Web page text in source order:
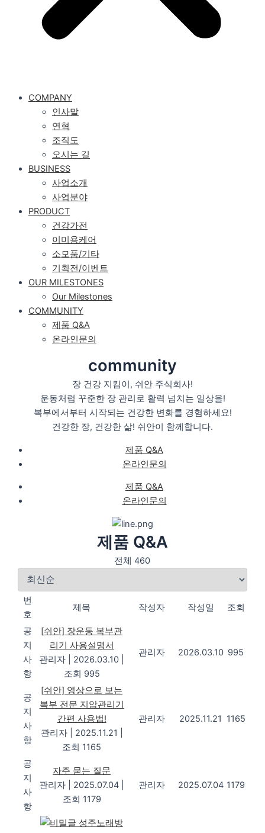
COMPANY
인사말
연혁
조직도
오시는 길
BUSINESS
사업소개
사업분야
PRODUCT
건강가전
이미용케어
소모품/기타
기획전/이벤트
OUR MILESTONES
Our Milestones
COMMUNITY
제품 Q&A
온라인문의
community
장 건강 지킴이, 쉬안 주식회사!
운동처럼 꾸준한 장 관리로 활력 넘치는 일상을!
복부에서부터 시작되는 건강한 변화를 경험하세요!
건강한 장, 건강한 삶! 쉬안이 함께합니다.
제품 Q&A
온라인문의
제품 Q&A
온라인문의
제품 Q&A
전체 460
번
호
제목 작성자 작성일 조회
공
지
사
항
[쉬안] 장운동 복부관
리기 사용설명서
관리자
2026.03.10
조회 995
관리자 2026.03.10 995
공
지
사
항
[쉬안] 영상으로 보는
복부 전문 지압관리기
간편 사용법!
관리자
2025.11.21
조회 1165
관리자 2025.11.21 1165
공
지
사
항
자주 묻는 질문
관리자
2025.07.04
조회 1179
관리자 2025.07.04 1179
성주노래방